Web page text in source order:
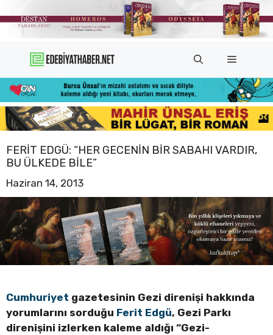
atla
Menü
FERIT EDGÜ: “HER GECENIN BIR SABAHI VARDIR,
BU ÜLKEDE BILE”
Haziran 14, 2013
Cumhuriyet gazetesinin Gezi direnişi hakkında
yorumlarını sorduğu Ferit Edgü, Gezi Parkı
direnişini izlerken kaleme aldığı “Gezi-